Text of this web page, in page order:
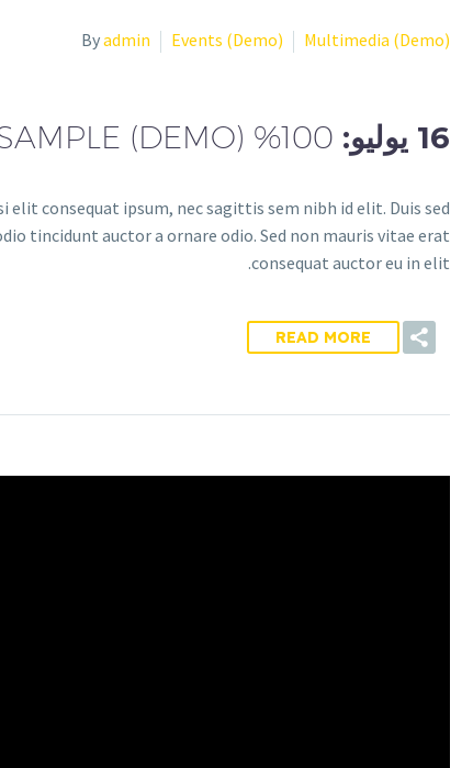
Byadmin Events (Demo) Multimedia (Demo)
16 يوليو: 100% WIDTH SAMPLE (DEMO)
consequat ipsum, nec sagittis sem nibh id elit. Duis sed
tincidunt auctor a ornare odio. Sed non mauris vitae erat
consequat auctor eu in elit.
READ MORE